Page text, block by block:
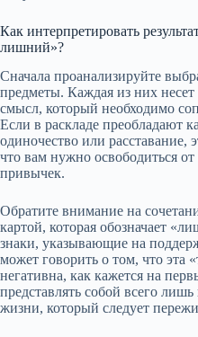
Как интерпретировать
лишний»?
Сначала проанализируйте
предметы. Каждая из них
смысл, который необходимо
Если в раскладе преобладают
одиночество или расставание,
что вам нужно освободиться
привычек.
Обратите внимание на
картой, которая обозначает
знаки, указывающие на
может говорить о том, что эта
негативна, как кажется на
представлять собой всего
жизни, который следует